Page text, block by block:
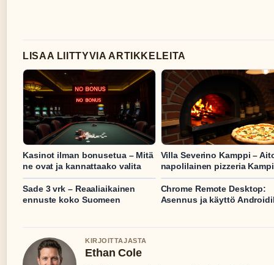
LISAA LIITTYVIA ARTIKKELEITA
Kasinot ilman bonusetua – Mitä
ne ovat ja kannattaako valita
Villa Severino Kamppi –
napolilainen pizzeria
Sade 3 vrk – Reaaliaikainen
ennuste koko Suomeen
Chrome Remote Desktop:
Asennus ja käyttö
KIRJOITTAJASTA
Ethan Cole